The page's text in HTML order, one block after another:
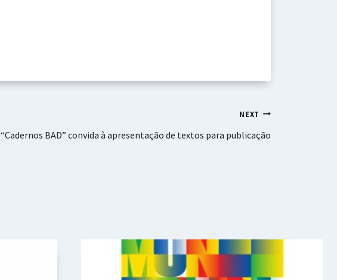
NEXT
“Cadernos BAD” convida à apresentação de textos para publicação